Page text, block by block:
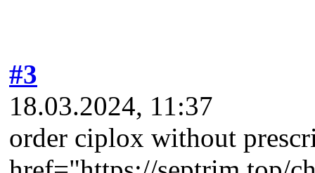
#3
18.03.2024, 11:37
order ciplox without